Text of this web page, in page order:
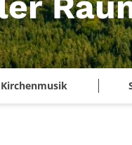
Kirchenmusik